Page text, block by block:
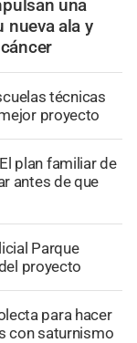
una
nueva ala y
técnicas
proyecto
El plan familiar de
antes de que
Parque
proyecto
para hacer
con saturnismo